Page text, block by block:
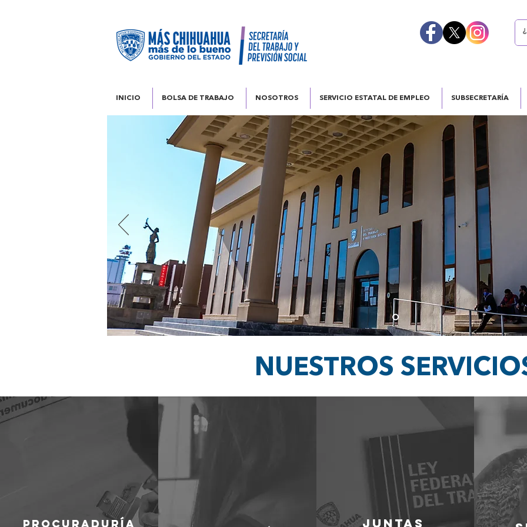
INICIO BOLSA DE TRABAJO NOSOTROS SERVICIO ESTATAL DE EMPLEO SUBSECRETARÍA
NUESTROS
PROCURADURÍA JUNTAS